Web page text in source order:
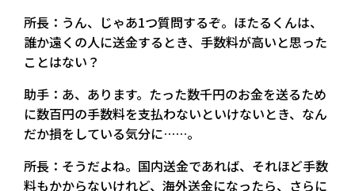
所長：うん、じゃあ1つ質問するぞ。ほたるくんは、
誰か遠くの人に送金するとき、手数料が高いと思った
ことはない？
助手：あ、あります。たった数千円のお金を送るため
に数百円の手数料を支払わないといけないとき、なん
だか損をしている気分に……。
所長：そうだよね。国内送金であれば、それほど手数
料もかからないけれど、海外送金になったら、さらに